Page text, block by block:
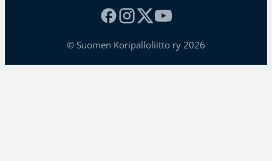
© Suomen Koripalloliitto ry 2026